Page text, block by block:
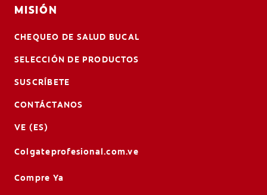
MISIÓN
CHEQUEO DE SALUD BUCAL
SELECCIÓN DE PRODUCTOS
SUSCRÍBETE
CONTÁCTANOS
VE (ES)
Colgateprofesional.com.ve
Compre Ya